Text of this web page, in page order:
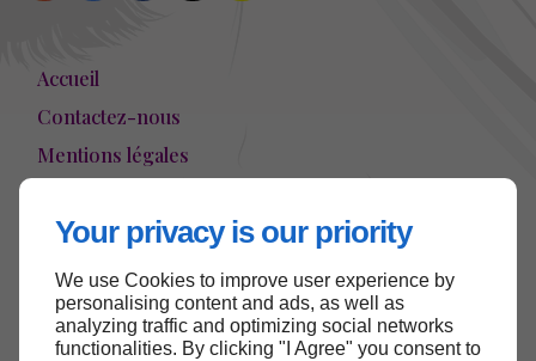
Your privacy is our priority
We use Cookies to improve user experience by
personalising content and ads, as well as
analyzing traffic and optimizing social networks
functionalities. By clicking "I Agree" you consent to
Accueil
Contactez-nous
Mentions légales
Haut de page